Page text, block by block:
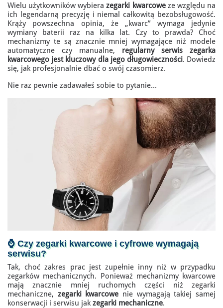
Wielu użytkowników wybierazegarki kwarcoweze względu na
ich legendarną precyzję i niemal całkowitą bezobsługowość.
Krąży powszechna opinia, że „kwarc” wymaga jedynie
wymiany baterii raz na kilka lat. Czy to prawda? Choć
mechanizmy te są znacznie mniej wymagające niż modele
automatyczne czy manualne, regularny serwis zegarka
kwarcowego jest kluczowy dla jego długowieczności. Dowiedz
się, jak profesjonalnie dbać o swój czasomierz.
Nie raz pewnie zadawałeś sobie to pytanie...
⌚ Czyzegarki kwarcowei cyfrowe wymagają
serwisu?
Tak, choć zakres prac jest zupełnie inny niż w przypadku
zegarków mechanicznych. Ponieważ mechanizmy kwarcowe
mają znacznie mniej ruchomych części niż zegarki
mechaniczne, zegarki kwarcowe nie wymagają takiej samej
konserwacji i serwisu jak zegarki mechaniczne.